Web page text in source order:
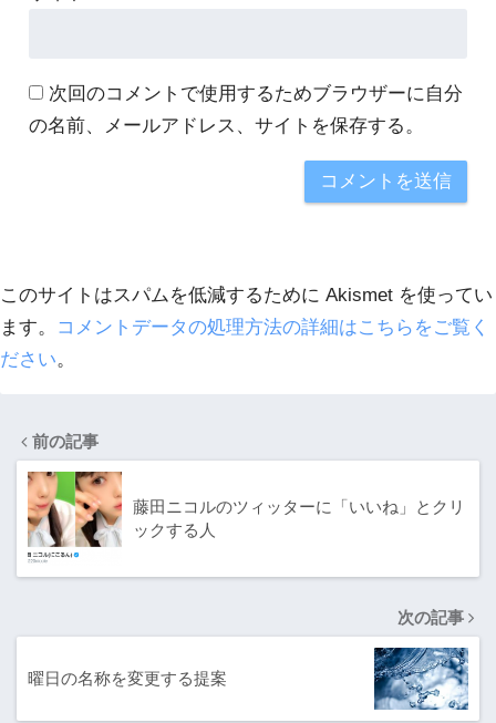
次回のコメントで使用するためブラウザーに自分
の名前、メールアドレス、サイトを保存する。
このサイトはスパムを低減するために Akismet を使ってい
ます。
コメントデータの処理方法の詳細はこちらをご覧く
ださい。
前の記事
藤田ニコルのツィッターに「いいね」とクリ
ックする人
次の記事
曜日の名称を変更する提案